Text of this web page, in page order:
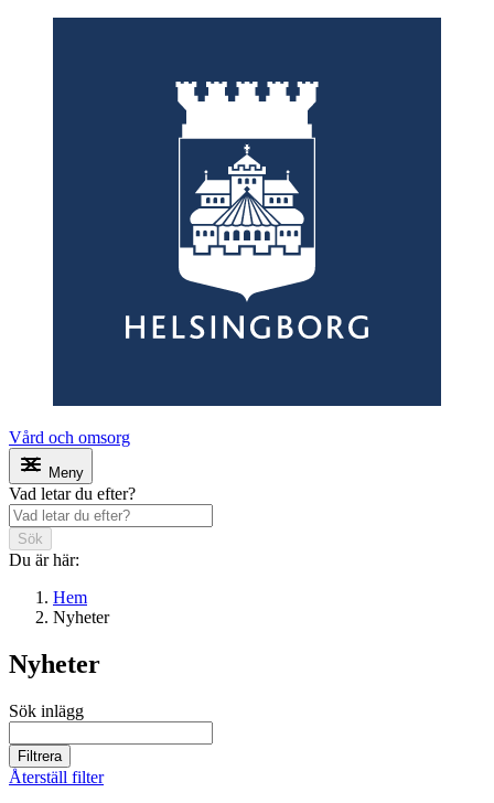
Vård och omsorg
Meny
Vad letar du efter?
Sök
Du är här:
Hem
Nyheter
Nyheter
Sök inlägg
Filtrera
Återställ filter